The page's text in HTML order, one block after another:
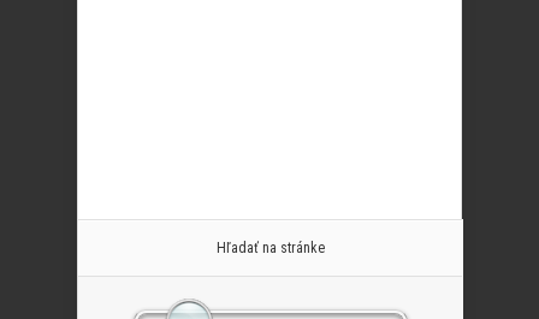
Hľadať na stránke